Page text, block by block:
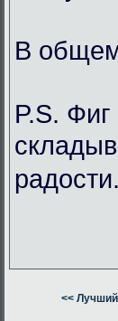
В общем
P.S.
<<